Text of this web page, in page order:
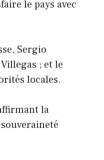
le pays avec
Sergio
; et le
locales.
la